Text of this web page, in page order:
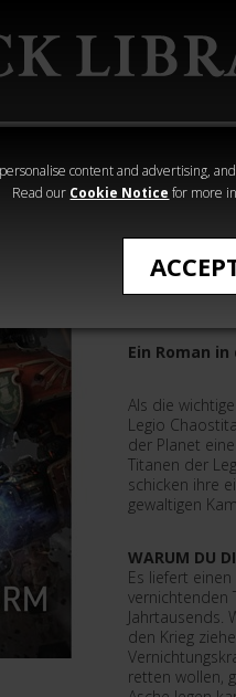
content and advertising,
Read our Cookie Notice for more
Heresy
Ein Roman
Als die
Legio
der Planet
Titanen der
schicken ihre
gewaltigen
WARUM DU
Es liefert
vernichtenden
Jahrtausends.
den Krieg
retten wollen,